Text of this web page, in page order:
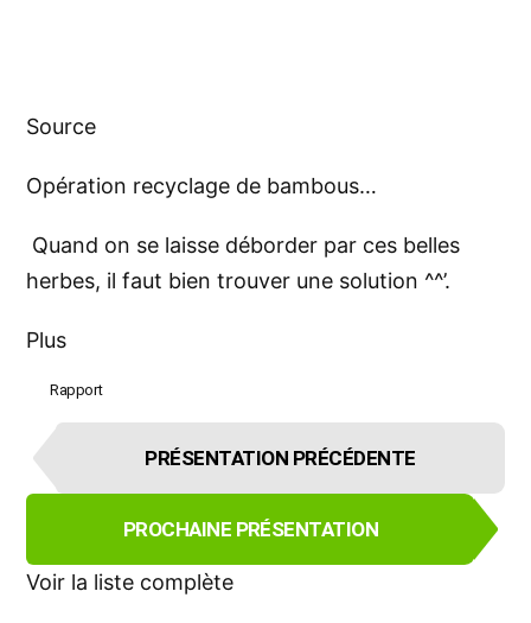
Source
Opération recyclage de bambous…
Quand on se laisse déborder par ces belles
herbes, il faut bien trouver une solution ^^’.
Plus
Rapport
n
t
PRÉSENTATION PRÉCÉDENTE
PROCHAINE PRÉSENTATION
Voir la liste complète